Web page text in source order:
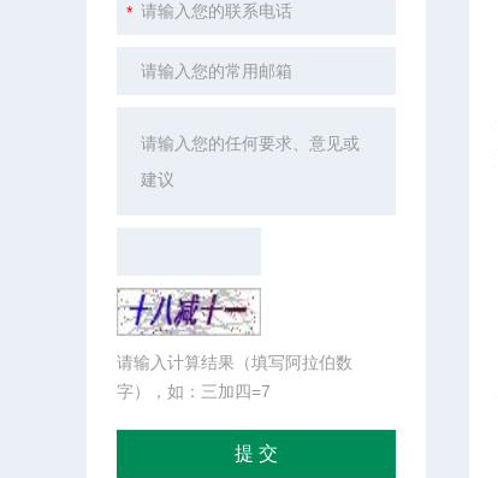
请输入计算结果（填写阿拉伯数
字），如：三加四=7